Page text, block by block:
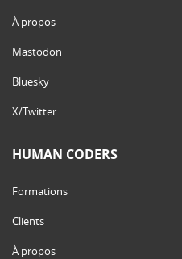
À propos
Mastodon
Bluesky
X/Twitter
HUMAN CODERS
Formations
Clients
À propos